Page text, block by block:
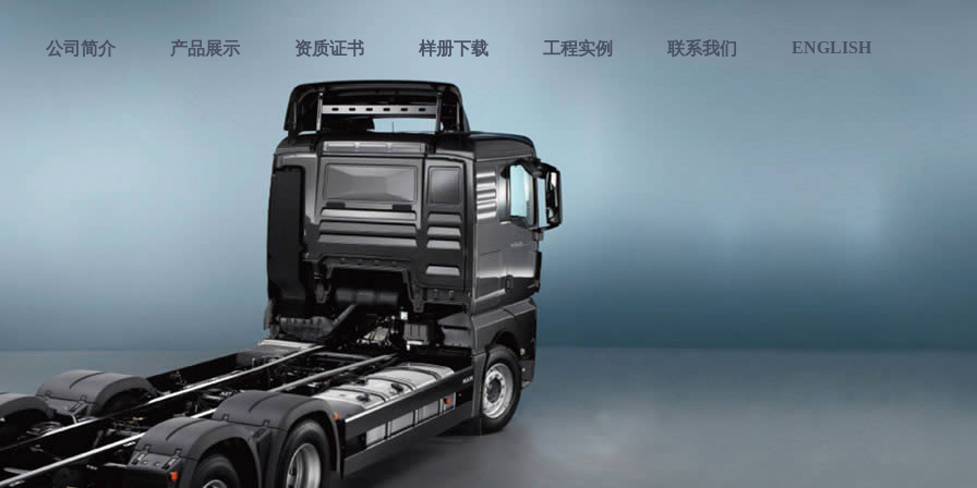
公司简介 产品展示 资质证书 样册下载 工程实例 联系我们 ENGLISH